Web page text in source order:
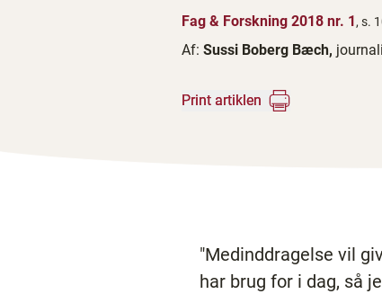
Fag & Forskning 2018 nr. 1, s.
Af: Sussi Boberg Bæch,
Print artiklen
"Medinddragelse vil
har brug for i dag, så